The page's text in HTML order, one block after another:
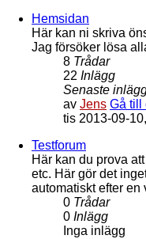
Hemsidan
Här kan ni skriva
Jag försöker lösa
8 Trådar
22 Inlägg
Senaste
av Jens Gå till
tis 2013-09-
Testforum
Här kan du prova
etc. Här gör det
automatiskt efter en
0 Trådar
0 Inlägg
Inga inlägg